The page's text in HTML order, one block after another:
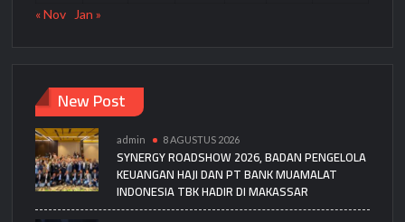
« Nov Jan »
New Post
admin 8 AGUSTUS 2026
SYNERGY ROADSHOW 2026, BADAN PENGELOLA
KEUANGAN HAJI DAN PT BANK MUAMALAT
INDONESIA TBK HADIR DI MAKASSAR